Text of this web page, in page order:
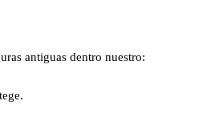
antiguas dentro nuestro: